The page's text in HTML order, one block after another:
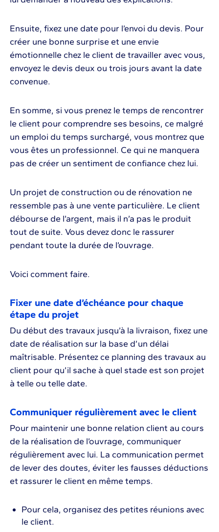
Ensuite, fixez une date pour l’envoi du devis. Pour
créer une bonne surprise et une envie
émotionnelle chez le client de travailler avec vous,
envoyez le devis deux ou trois jours avant la date
convenue.
En somme, si vous prenez le temps de rencontrer
le client pour comprendre ses besoins, ce malgré
un emploi du temps surchargé, vous montrez que
vous êtes un professionnel. Ce qui ne manquera
pas de créer un sentiment de confiance chez lui.
Un projet de construction ou de rénovation ne
ressemble pas à une vente particulière. Le client
débourse de l’argent, mais il n’a pas le produit
tout de suite. Vous devez donc le rassurer
pendant toute la durée de l’ouvrage.
Voici comment faire.
Fixer une date d’échéance pour chaque
étape du projet
Du début des travaux jusqu’à la livraison, fixez une
date de réalisation sur la base d’un délai
maîtrisable. Présentez ce planning des travaux au
client pour qu’il sache à quel stade est son projet
à telle ou telle date.
Communiquer régulièrement avec le client
Pour maintenir une bonne relation client au cours
de la réalisation de l’ouvrage, communiquer
régulièrement avec lui. La communication permet
de lever des doutes, éviter les fausses déductions
et rassurer le client en même temps.
Pour cela, organisez des petites réunions avec
le client.